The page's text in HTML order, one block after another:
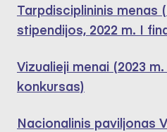
Tarpdisciplininis menas
stipendijos, 2022 m. I
Vizualieji menai (2023
konkursas)
Nacionalinis paviljonas